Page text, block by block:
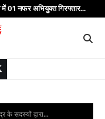
01 नफर अभियुक्त गिरफ्तार...
के सदस्यों द्वारा...